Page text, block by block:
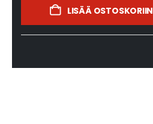
LISÄÄ OSTOSKORIIN